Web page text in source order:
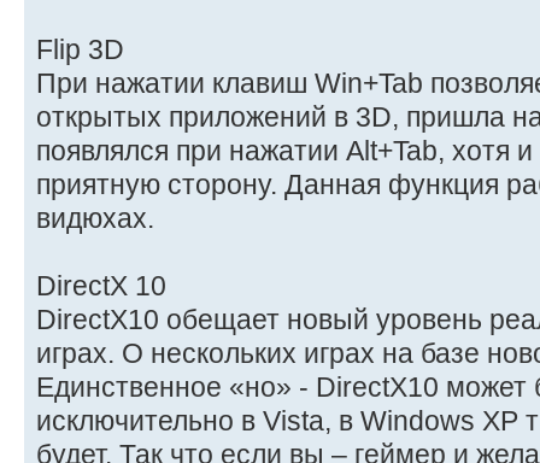
Flip 3D
При нажатии клавиш Win+Tab
открытых приложений в 3D, пришла
появлялся при нажатии Alt+Tab, хотя
приятную сторону. Данная функция
видюхах.
DirectX 10
DirectX10 обещает новый уровень
играх. О нескольких играх на базе
Единственное «но» - DirectX10 может
исключительно в Vista, в Windows XP
будет. Так что если вы – геймер и